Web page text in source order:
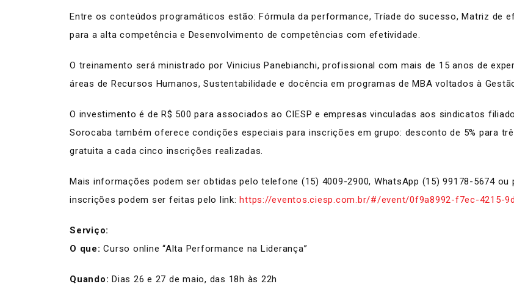
Entre os conteúdos programáticos estão: Fórmula da performance, Tríade do sucesso, Matriz de
para a alta competência e Desenvolvimento de competências com efetividade.
O treinamento será ministrado por Vinicius Panebianchi, profissional com mais de 15 anos de
áreas de Recursos Humanos, Sustentabilidade e docência em programas de MBA voltados à
O investimento é de R$ 500 para associados ao CIESP e empresas vinculadas aos sindicatos
Sorocaba também oferece condições especiais para inscrições em grupo: desconto de 5% para
gratuita a cada cinco inscrições realizadas.
Mais informações podem ser obtidas pelo telefone (15) 4009-2900, WhatsApp (15) 99178-5674 ou
inscrições podem ser feitas pelo link:https://eventos.ciesp.com.br/#/event/0f9a8992-f7ec-4215-
Serviço:
O que:Curso online “Alta Performance na Liderança”
Quando: Dias 26 e 27 de maio, das 18h às 22h